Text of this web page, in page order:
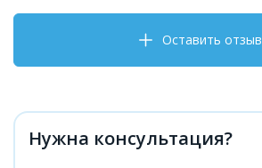
Оставить отзыв
Нужна консультация?